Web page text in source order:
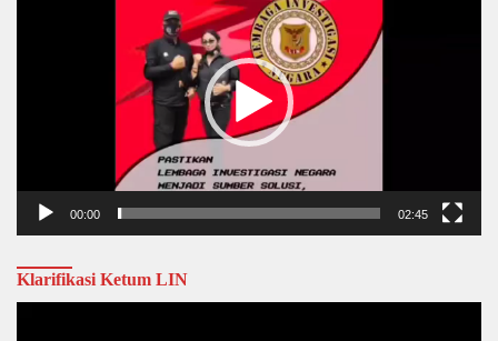
00:00 02:45
Klarifikasi Ketum LIN